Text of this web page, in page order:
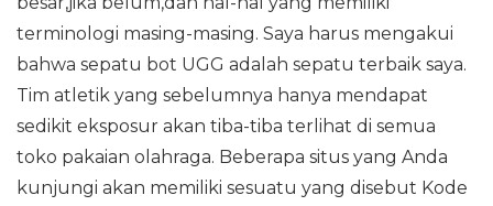
terminologi masing-masing. Saya harus mengakui
bahwa sepatu bot UGG adalah sepatu terbaik saya.
Tim atletik yang sebelumnya hanya mendapat
sedikit eksposur akan tiba-tiba terlihat di semua
toko pakaian olahraga. Beberapa situs yang Anda
kunjungi akan memiliki sesuatu yang disebut Kode